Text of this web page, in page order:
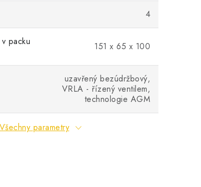
4
packu
151 x 65 x 100
uzavřený bezúdržbový,
VRLA - řízený ventilem,
technologie AGM
Všechny parametry